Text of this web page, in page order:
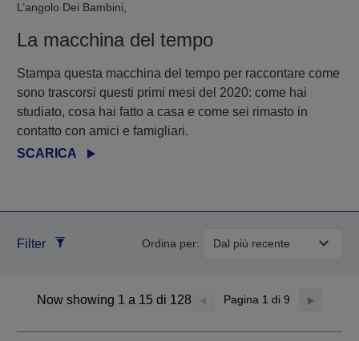
L’angolo Dei Bambini,
La macchina del tempo
Stampa questa macchina del tempo per raccontare come
sono trascorsi questi primi mesi del 2020: come hai
studiato, cosa hai fatto a casa e come sei rimasto in
contatto con amici e famigliari.
SCARICA
Filter Ordina per:
Now showing 1 a 15 di 128 Pagina 1 di 9